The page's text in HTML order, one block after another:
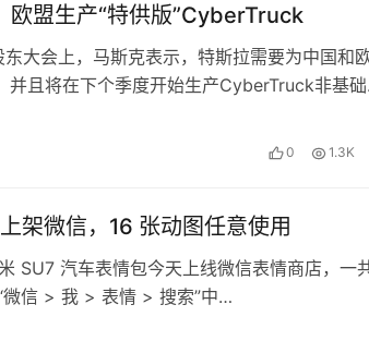
欧盟生产“特供版”CyberTruck
大会上，马斯克表示，特斯拉需要为中国和
且将在下个季度开始生产CyberTruck非基
0 1.3K
架微信，16 张动图任意使用
SU7 汽车表情包今天上线微信表情商店，一
微信 > 我 > 表情 > 搜索”中…